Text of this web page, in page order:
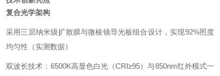
复合光学架构
采用三层纳米级扩散膜与微棱镜导光板组合设计，实现92%照度
均匀性（实测数据）
双波长技术：6500K高显色白光（CRI≥95）与850nm红外模式一